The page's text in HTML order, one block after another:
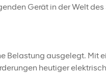
Gerät in der Welt
Belastung ausgelegt. Mit
heutiger